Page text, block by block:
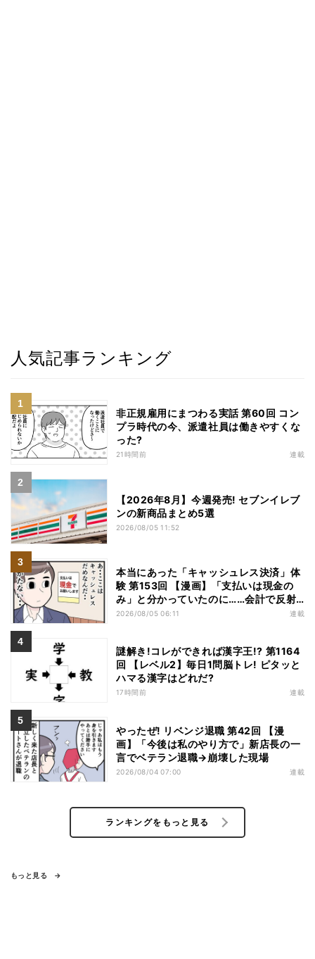
人気記事ランキング
非正規雇用にまつわる実話 第60回 コン
プラ時代の今、派遣社員は働きやすくな
った?
21時間前 連載
【2026年8月】今週発売! セブンイレブ
ンの新商品まとめ5選
2026/08/05 11:52
本当にあった「キャッシュレス決済」体
験 第153回 【漫画】「支払いは現金の
み」と分かっていたのに……会計で反射
的に出してしまったものは
2026/08/05 06:11 連載
謎解き!コレができれば漢字王!? 第1164
回 【レベル2】毎日1問脳トレ! ピタッと
ハマる漢字はどれだ?
17時間前 連載
やったぜ! リベンジ退職 第42回 【漫
画】「今後は私のやり方で」新店長の一
言でベテラン退職→崩壊した現場
2026/08/04 07:00 連載
ランキングをもっと見る
もっと見る